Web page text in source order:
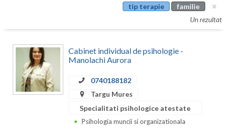
Calarasi
Caras-Severin
Constanta
tip terapie
familie
Un rezultat
Cabinet individual de psihologie -
Manolachi Aurora
0740188182
Targu Mures
Specialitati psihologice atestate
Psihologia muncii si organizationala